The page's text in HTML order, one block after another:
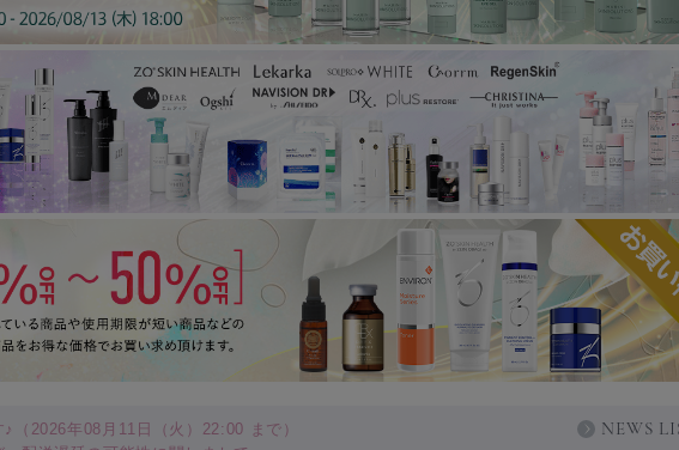
（2026年08月11日（火）22:00 まで）
NEWS